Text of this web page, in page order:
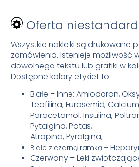
Oferta
Wszystkie naklejki są drukowane
zamówienia. Istenieje możliwość
dowolnego tekstu lub grafiki w
Dostępne kolory etykiet to:
Białe – Inne: Amiodaron,
Teofilina, Furosemid,
Paracetamol, Insulina,
Pytalgina, Potas,
Atropina, Pyralgina,
Białe z czarną ramką –
Czerwony – Leki